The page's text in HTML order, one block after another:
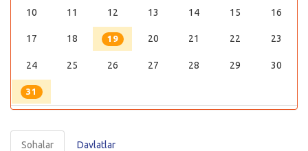
10 11 12 13 14 15 16
17 18 19 20 21 22 23
24 25 26 27 28 29 30
31
Sohalar Davlatlar